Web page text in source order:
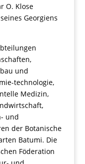
O. Klose
Georgiens
und
technologie,
Medizin,
und
der Botanische
Batumi. Die
Föderation